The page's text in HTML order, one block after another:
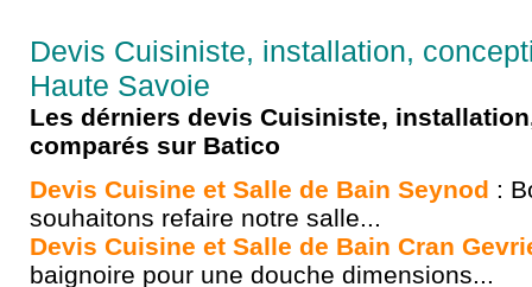
Devis Cuisiniste, installation,
Haute Savoie
Les dérniers devis Cuisiniste,
comparés sur Batico
Devis Cuisine et Salle de Bain Seynod :
souhaitons refaire notre salle...
Devis Cuisine et Salle de Bain Cran
baignoire pour une douche dimensions...